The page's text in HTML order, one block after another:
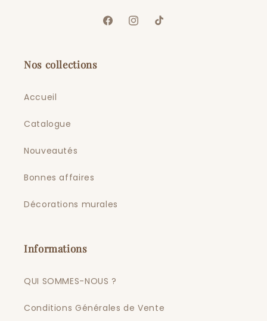
FacebookInstagram
TikTok
Nos collections
Accueil
Catalogue
Nouveautés
Bonnes affaires
Décorations murales
Informations
QUI SOMMES-NOUS ?
Conditions Générales de Vente